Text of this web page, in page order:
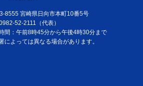
8555 宮崎県日向市本町10番5号
52-2111（代表）
間：午前8時45分から午後4時30分まで
によっては異なる場合があります。